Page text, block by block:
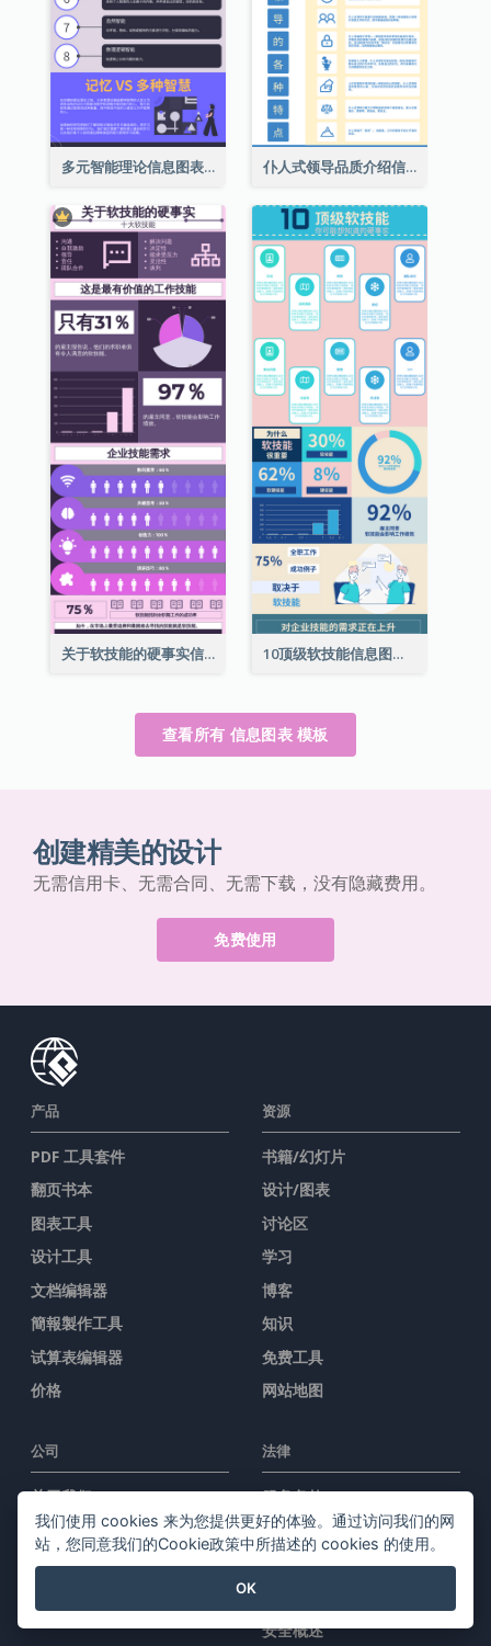
多元智能理论信息图表 仆人式领导品质介绍信息图表
关于软技能的硬事实信息图表 10顶级软技能信息图表
查看所有 信息图表 模板
创建精美的设计
无需信用卡、无需合同、无需下载，没有隐藏费用。
免费使用
产品
PDF 工具套件
翻页书本
图表工具
设计工具
文档编辑器
簡報製作工具
试算表编辑器
价格
资源
书籍/幻灯片
设计/图表
讨论区
学习
博客
知识
免费工具
网站地图
公司
关于我们
新闻中心
媒体工具包
法律
服务条款
AI Policy
隐私政策
安全概述
我们使用 cookies 来为您提供更好的体验。通过访问我们的网
站，您同意我们的Cookie政策中所描述的 cookies 的使用。
OK